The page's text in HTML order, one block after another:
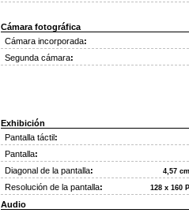
Cámara fotográfica
Cámara incorporada:
Segunda cámara:
Exhibición
Pantalla táctil:
Pantalla:
Diagonal de la pantalla: 4,57
Resolución de la pantalla: 128 x 160
Audio